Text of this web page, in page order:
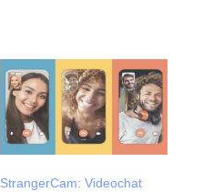
StrangerCam: Videochat